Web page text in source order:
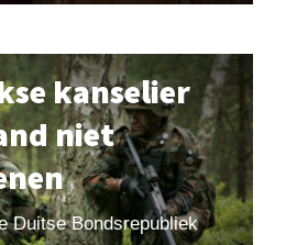
kanselier
niet
Duitse Bondsrepubliek